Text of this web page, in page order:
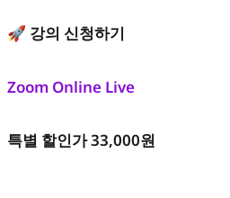
🚀 강의 신청하기
Zoom Online Live
특별 할인가 33,000원